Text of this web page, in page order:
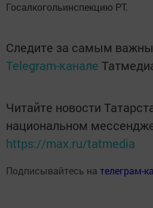
Госалкогольинспекцию РТ.
Следите за самым
Telegram-канале
Читайте новости
национальном
https://max.ru/tatmedia
Подписывайтесь на телеграм-